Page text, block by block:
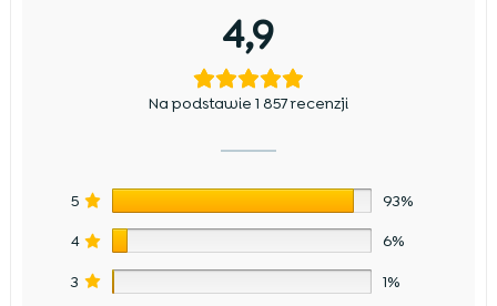
4,9
Na podstawie 1 857 recenzji
5 93%
4 6%
3 1%